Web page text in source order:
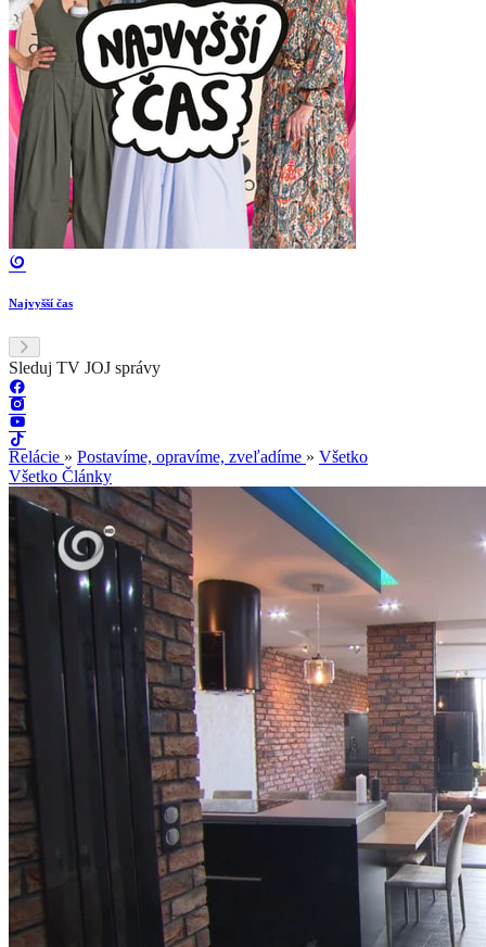
Najvyšší čas
Sleduj TV JOJ správy
Relácie » Postavíme, opravíme, zveľadíme » Všetko
Všetko Články